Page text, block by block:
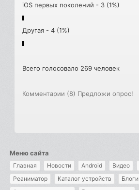
iOS первых поколений - 3 (1%)
Другая - 4 (1%)
Всего голосовало 269 человек
Комментарии (8) Предложи опрос!
Меню сайта
Главная Новости Android Видео
Реаниматор
Каталог устройств Блоги